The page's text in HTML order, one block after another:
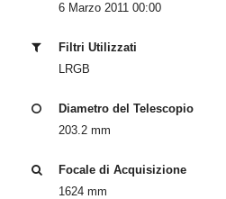
6 Marzo 2011 00:00
Filtri Utilizzati
LRGB
Diametro del Telescopio
203.2 mm
Focale di Acquisizione
1624 mm